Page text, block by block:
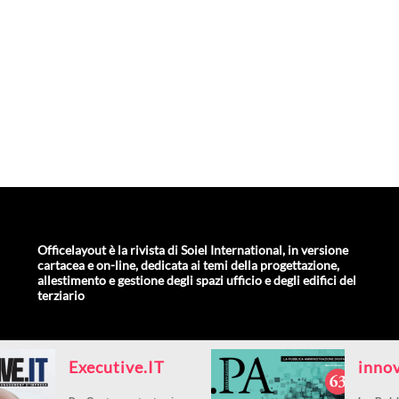
Officelayout è la rivista di Soiel International, in versione
cartacea e on-line, dedicata ai temi della progettazione,
allestimento e gestione degli spazi ufficio e degli edifici del
terziario
Executive.IT